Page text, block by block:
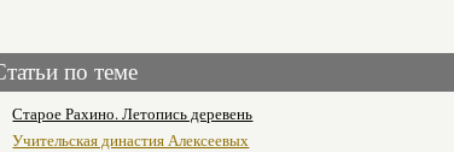
по теме
Старое Рахино. Летопись деревень
Учительская династия Алексеевых